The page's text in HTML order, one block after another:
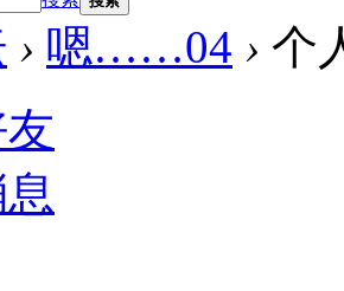
› 嗯……04 › 个